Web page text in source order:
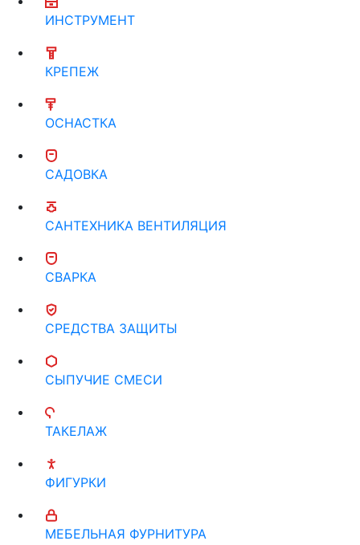
ИНСТРУМЕНТ
КРЕПЕЖ
ОСНАСТКА
САДОВКА
САНТЕХНИКА ВЕНТИЛЯЦИЯ
СВАРКА
СРЕДСТВА ЗАЩИТЫ
СЫПУЧИЕ СМЕСИ
ТАКЕЛАЖ
ФИГУРКИ
МЕБЕЛЬНАЯ ФУРНИТУРА